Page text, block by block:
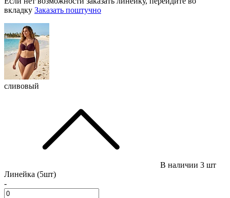
вкладку Заказать поштучно
сливовый
В наличии 3 шт
Линейка (5шт)
-